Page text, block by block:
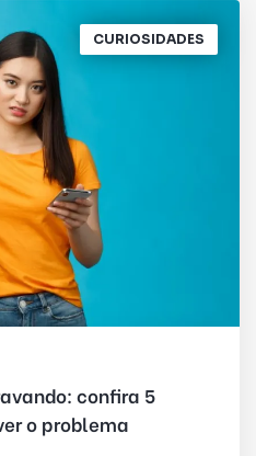
CURIOSIDADES
confira 5
o problema